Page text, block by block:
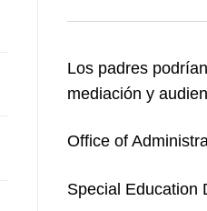
Los padres
mediación y
Office of
Special Education